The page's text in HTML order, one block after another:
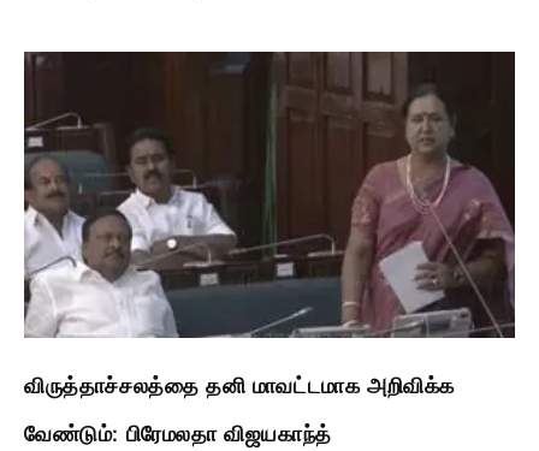
விருத்தாச்சலத்தை தனி மாவட்டமாக அறிவிக்க
வேண்டும்: பிரேமலதா விஜயகாந்த்